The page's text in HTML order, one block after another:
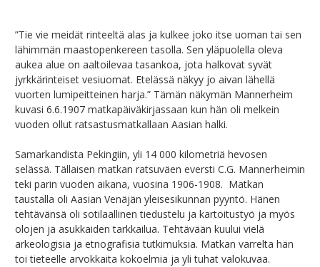
”Tie vie meidät rinteeltä alas ja kulkee joko itse uoman tai sen
lähimmän maastopenkereen tasolla. Sen yläpuolella oleva
aukea alue on aaltoilevaa tasankoa, jota halkovat syvät
jyrkkärinteiset vesiuomat. Etelässä näkyy jo aivan lähellä
vuorten lumipeitteinen harja.” Tämän näkymän Mannerheim
kuvasi 6.6.1907 matkapäiväkirjassaan kun hän oli melkein
vuoden ollut ratsastusmatkallaan Aasian halki.
Samarkandista Pekingiin, yli 14 000 kilometriä hevosen
selässä. Tällaisen matkan ratsuväen eversti C.G. Mannerheimin
teki parin vuoden aikana, vuosina 1906-1908. Matkan
taustalla oli Aasian Venäjän yleisesikunnan pyyntö. Hänen
tehtävänsä oli sotilaallinen tiedustelu ja kartoitustyö ja myös
olojen ja asukkaiden tarkkailua. Tehtävään kuului vielä
arkeologisia ja etnografisia tutkimuksia. Matkan varrelta hän
toi tieteelle arvokkaita kokoelmia ja yli tuhat valokuvaa.